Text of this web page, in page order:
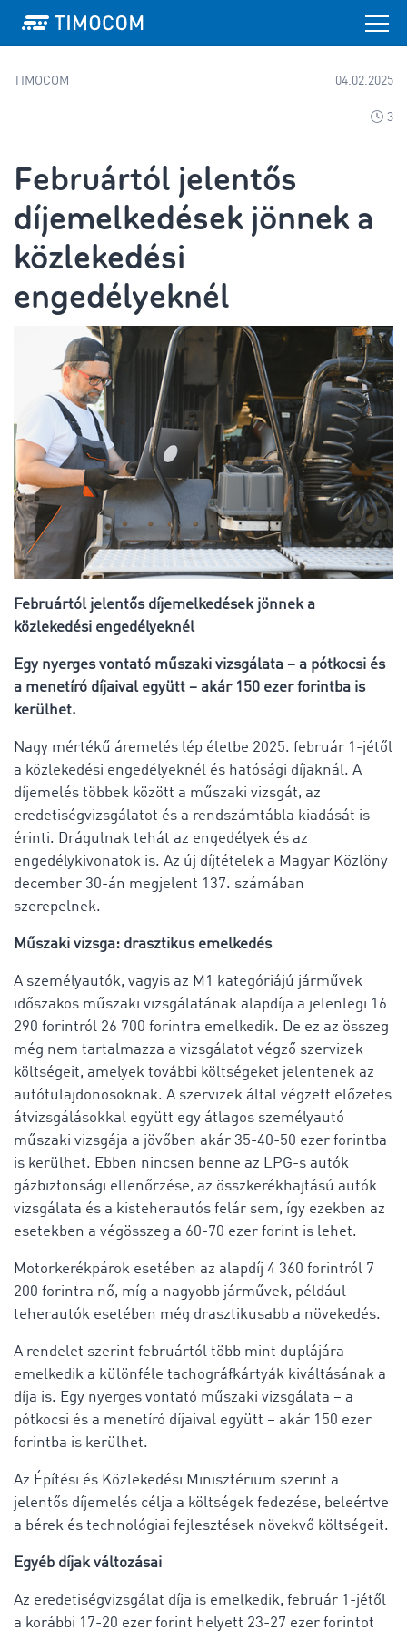
TIMOCOM 04.02.2025
3
Februártól jelentős
díjemelkedések jönnek a
közlekedési
engedélyeknél
Februártól jelentős díjemelkedések jönnek a
közlekedési engedélyeknél
Egy nyerges vontató műszaki vizsgálata – a pótkocsi és
a menetíró díjaival együtt – akár 150 ezer forintba is
kerülhet.
Nagy mértékű áremelés lép életbe 2025. február 1-jétől
a közlekedési engedélyeknél és hatósági díjaknál. A
díjemelés többek között a műszaki vizsgát, az
eredetiségvizsgálatot és a rendszámtábla kiadását is
érinti. Drágulnak tehát az engedélyek és az
engedélykivonatok is. Az új díjtételek a Magyar Közlöny
december 30-án megjelent 137. számában
szerepelnek.
Műszaki vizsga: drasztikus emelkedés
A személyautók, vagyis az M1 kategóriájú járművek
időszakos műszaki vizsgálatának alapdíja a jelenlegi 16
290 forintról 26 700 forintra emelkedik. De ez az összeg
még nem tartalmazza a vizsgálatot végző szervizek
költségeit, amelyek további költségeket jelentenek az
autótulajdonosoknak. A szervizek által végzett előzetes
átvizsgálásokkal együtt egy átlagos személyautó
műszaki vizsgája a jövőben akár 35-40-50 ezer forintba
is kerülhet. Ebben nincsen benne az LPG-s autók
gázbiztonsági ellenőrzése, az összkerékhajtású autók
vizsgálata és a kisteherautós felár sem, így ezekben az
esetekben a végösszeg a 60-70 ezer forint is lehet.
Motorkerékpárok esetében az alapdíj 4 360 forintról 7
200 forintra nő, míg a nagyobb járművek, például
teherautók esetében még drasztikusabb a növekedés.
A rendelet szerint februártól több mint duplájára
emelkedik a különféle tachográfkártyák kiváltásának a
díja is. Egy nyerges vontató műszaki vizsgálata – a
pótkocsi és a menetíró díjaival együtt – akár 150 ezer
forintba is kerülhet.
Az Építési és Közlekedési Minisztérium szerint a
jelentős díjemelés célja a költségek fedezése, beleértve
a bérek és technológiai fejlesztések növekvő költségeit.
Egyéb díjak változásai
Az eredetiségvizsgálat díja is emelkedik, február 1-jétől
a korábbi 17-20 ezer forint helyett 23-27 ezer forintot